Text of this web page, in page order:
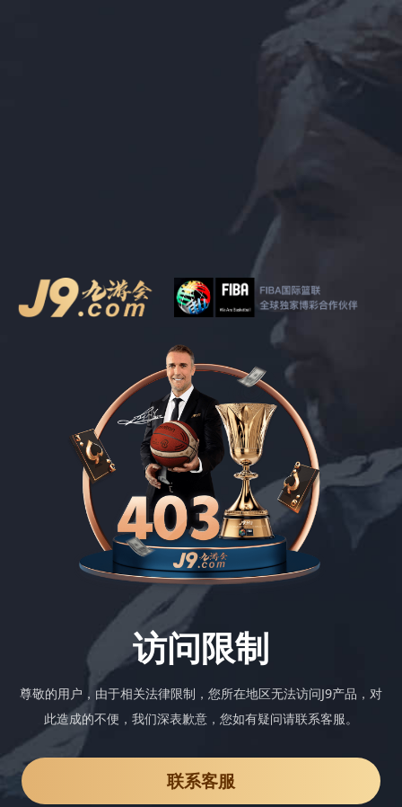
访问限制
尊敬的用户，由于相关法律限制，您所在地区无法访问J9产品，对
此造成的不便，我们深表歉意，您如有疑问请联系客服。
联系客服